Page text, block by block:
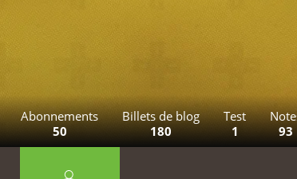
Abonnements
50
Billets de blog
180
Test
1
93